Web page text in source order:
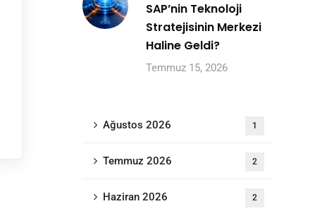
SAP’nin Teknoloji
Stratejisinin Merkezi
Haline Geldi?
Temmuz 15, 2026
Ağustos 2026 1
Temmuz 2026 2
Haziran 2026 2